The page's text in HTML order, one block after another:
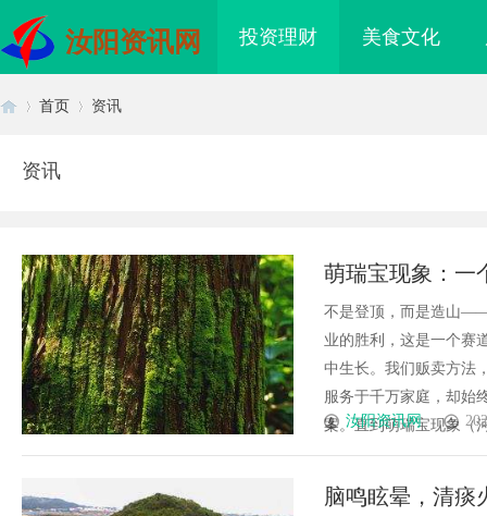
汝阳资讯网 投资理财 美食文化
首页 资讯
资讯
萌瑞宝现象：一
不是登顶，而是造山
业的胜利，这是一个赛
中生长。我们贩卖方法
服务于千万家庭，却始
案。直到萌瑞宝现象（
汝阳资讯网
脑鸣眩晕，清痰
配眼镜 购买商标：企业品牌布局的关键